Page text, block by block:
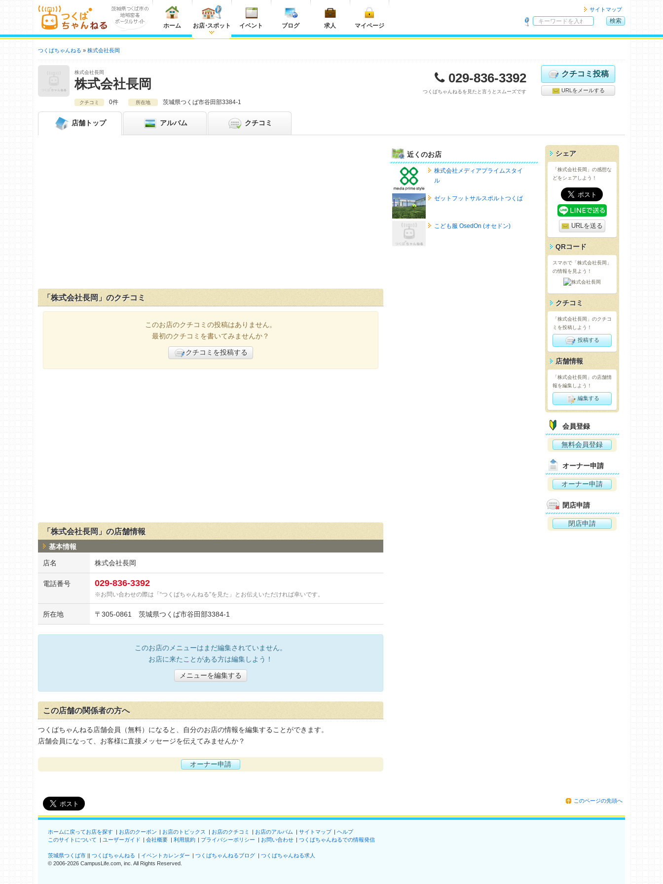
ホーム お店・スポット イベント ブログ 求人 マイページ
サイトマップ
内
索
検索
つくばちゃんねる 株式会社長岡
株式会社長岡
株式会社長岡 029-836-3392
つくばちゃんねるを見たと言うとスムーズです
クチコミ投稿
URLをメールする
クチコミ 0件 所在地 茨城県つくば市谷田部3384-1
店舗 トップ アルバム クチコミ
「株式会社長岡」のクチコミ
このお店のクチコミの投稿はありません。
最初のクチコミを書いてみませんか？
クチコミを投稿する
「株式会社長岡」の店舗情報
基本情報
店名 株式会社長岡
電話番号 029-836-3392
お問い合わせの際は「“つくばちゃんねる”を見た」とお伝えいただければ幸いです。
所在地 〒 305-0861 茨城県つくば市谷田部3384-1
このお店のメニューはまだ編集されていません。
お店に来たことがある方は編集しよう！
メニューを編集する
この店舗の関係者の方へ
つくばちゃんねる店舗会員（無料）になると、自分のお店の情報を編集することができます。
店舗会員になって、お客様に直接メッセージを伝えてみませんか？
オーナー申請
近くのお店
株式会社メディアプライムスタイ
ル
ゼットフットサルスポルトつくば
こども服 OsedOn (オセドン)
シェア
「株式会社長岡」の感想な
どをシェアしよう！
URLを送る
QRコード
スマホで「株式会社長岡」
の情報を見よう！
クチコミ
「株式会社長岡」のクチコ
ミを投稿しよう！
投稿する
店舗情報
「株式会社長岡」の店舗情
報を編集しよう！
編集する
会員登録
無料会員登録
オーナー申請
オーナー申請
閉店申請
閉店申請
このページの先頭へ
ホームに戻ってお店を探す お店のクーポン お店のトピックス お店のクチコミ お店のアルバム サイトマップ
ヘルプ
このサイトについて
ユーザーガイド 会社概要 利用規約 プライバシーポリシー お問い合わせ つくばちゃんねるでの情報発信
茨城県つくば市 つくばちゃんねる イベントカレンダー つくばちゃんねるブログ
つくばちゃんねる求人
© 2006-2026 CampusLife.com, inc. All Rights Reserved